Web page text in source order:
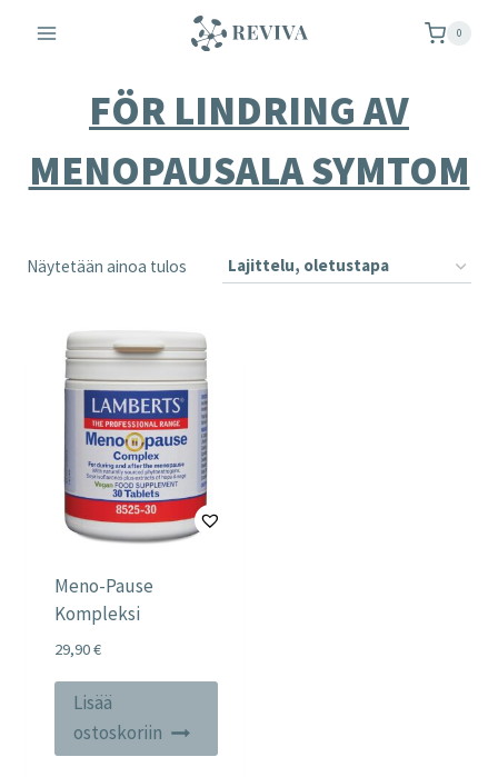
sisältöön
0
FÖR LINDRING AV
MENOPAUSALA SYMTOM
Näytetään ainoa tulos
Meno-Pause
Kompleksi
29,90€
Lisää
ostoskoriin